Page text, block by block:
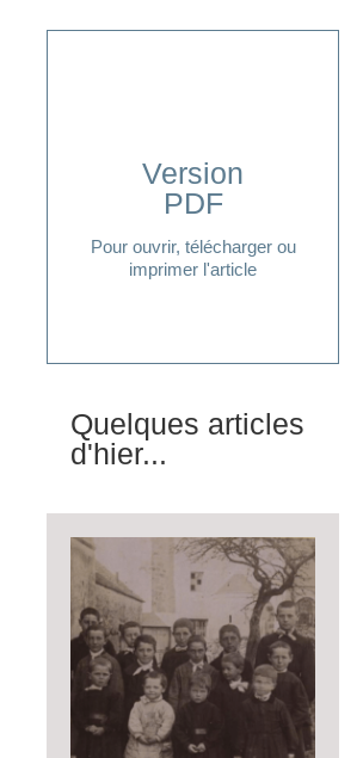
Version
PDF
Pour ouvrir, télécharger ou
imprimer l'article
Cliquer ici
Quelques articles
d'hier...